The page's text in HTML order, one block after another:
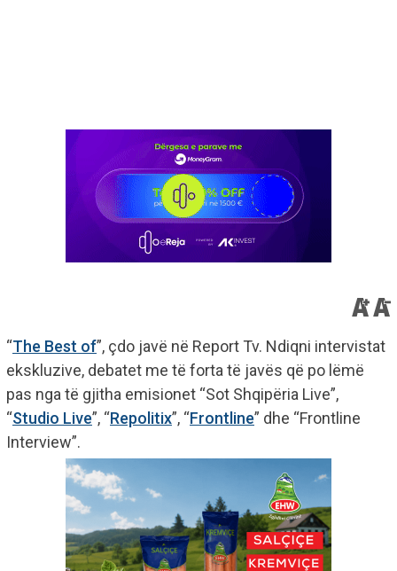
“The Best of”, çdo javë në Report Tv. Ndiqni intervistat
ekskluzive, debatet me të forta të javës që po lëmë
pas nga të gjitha emisionet “Sot Shqipëria Live”,
“Studio Live”, “Repolitix”, “Frontline” dhe “Frontline
Interview”.